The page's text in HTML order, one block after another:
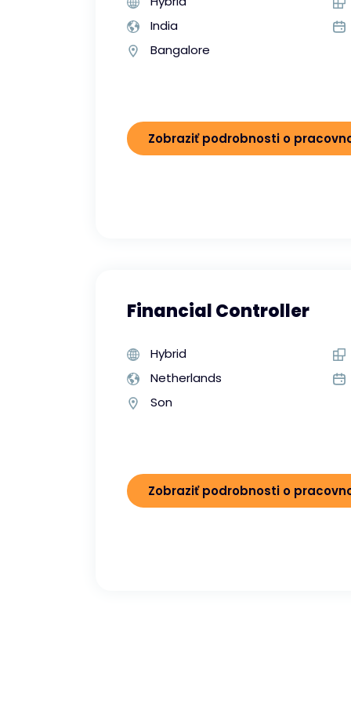
India
Bangalore
Zobraziť podrobnosti o
Financial Controller
Hybrid
Netherlands
Son
Zobraziť podrobnosti o